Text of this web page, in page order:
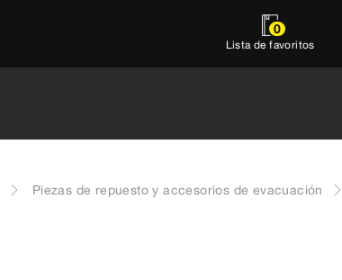
0
Lista de favoritos
Piezas de repuesto y accesorios de evacuación